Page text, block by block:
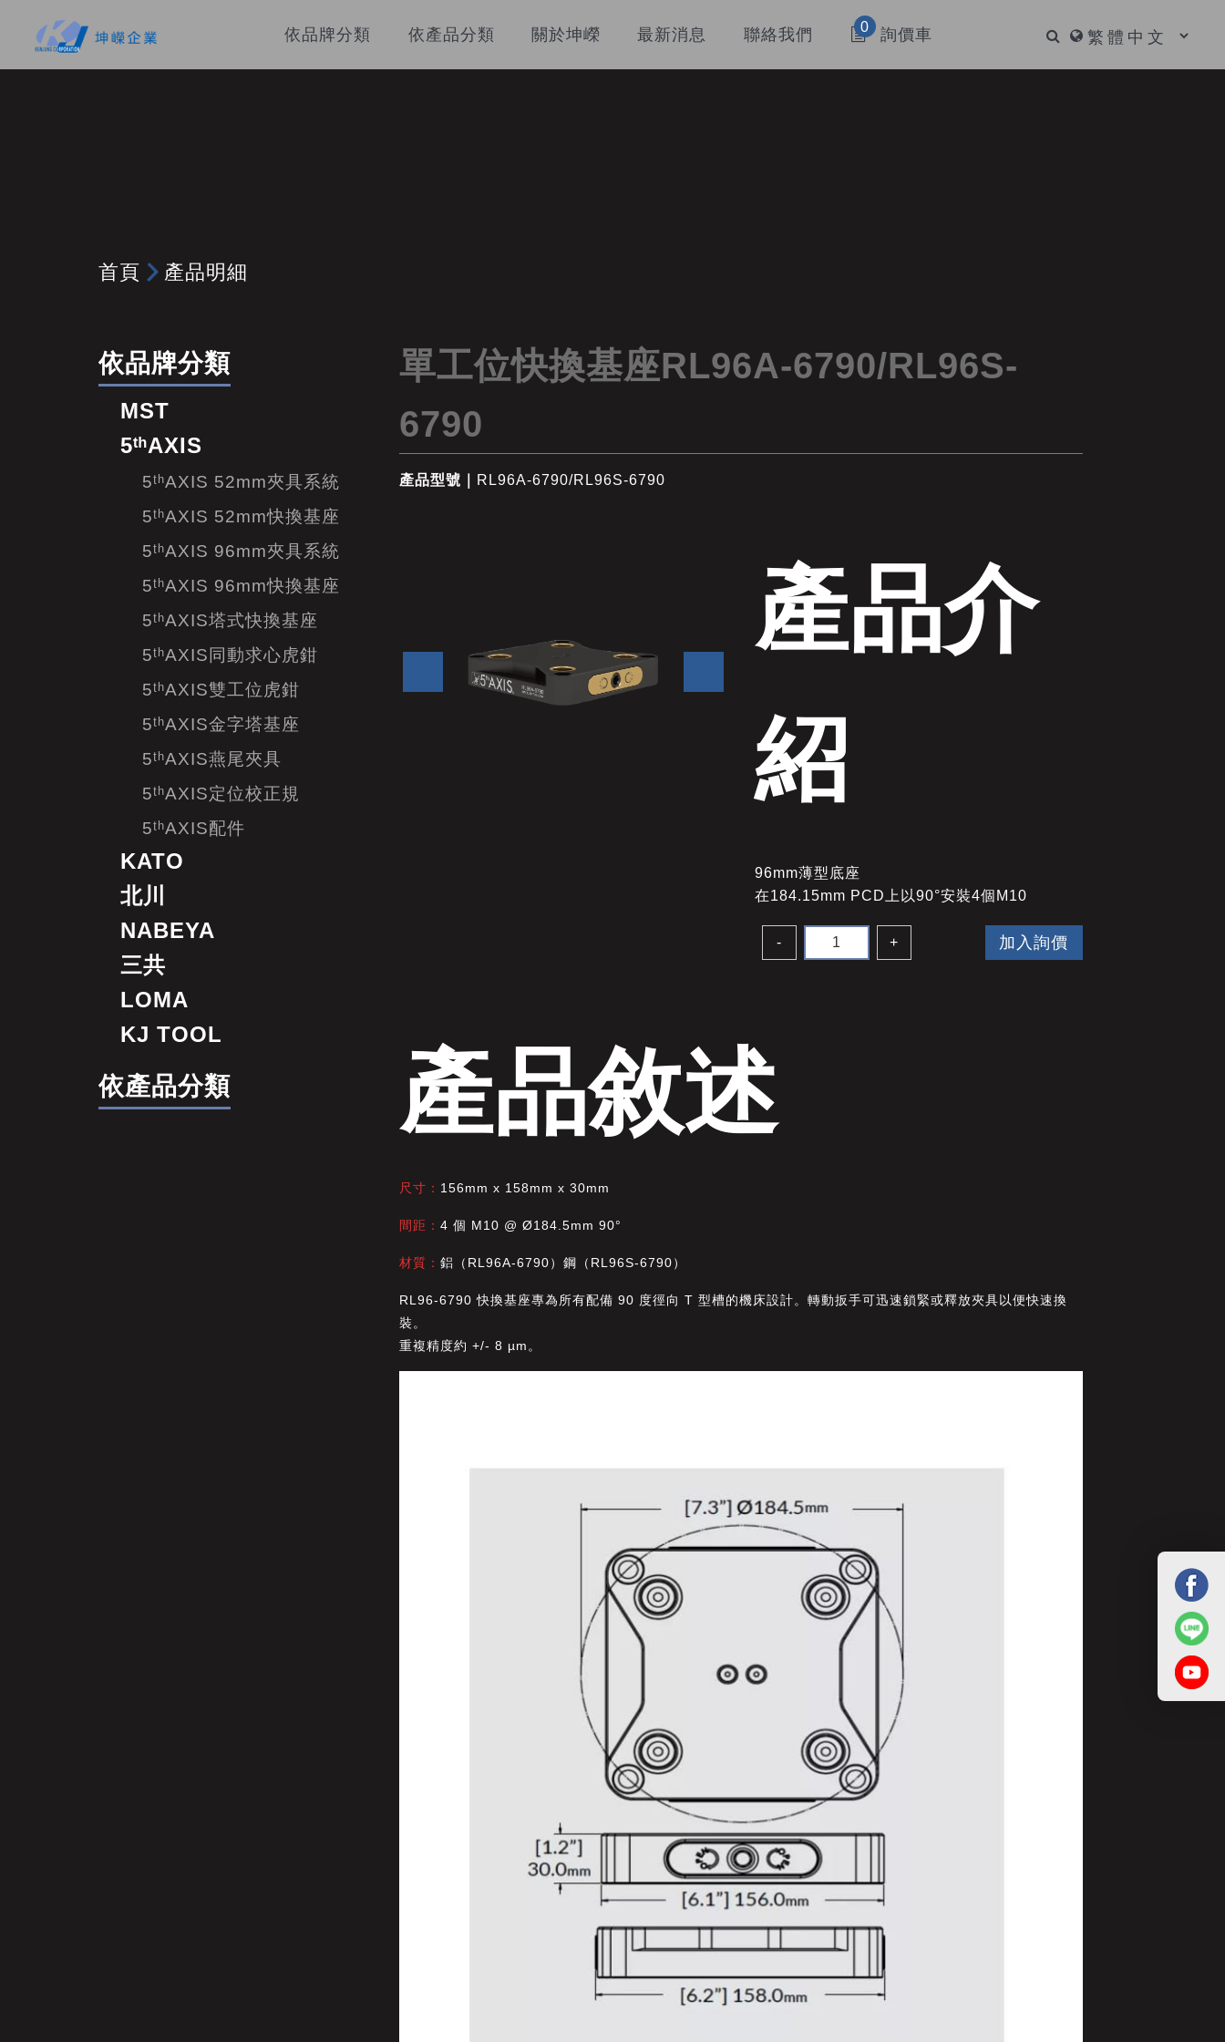
依品牌分類 依產品分類 關於坤嶸 最新消息 聯絡我們 0 詢價車
首頁 產品明細
依品牌分類
MST
5ᵗʰAXIS
5ᵗʰAXIS 52mm夾具系統
5ᵗʰAXIS 52mm快換基座
5ᵗʰAXIS 96mm夾具系統
5ᵗʰAXIS 96mm快換基座
5ᵗʰAXIS塔式快換基座
5ᵗʰAXIS同動求心虎鉗
5ᵗʰAXIS雙工位虎鉗
5ᵗʰAXIS金字塔基座
5ᵗʰAXIS燕尾夾具
5ᵗʰAXIS定位校正規
5ᵗʰAXIS配件
KATO
北川
NABEYA
三共
LOMA
KJ TOOL
依產品分類
單工位快換基座RL96A-6790/RL96S-
6790
產品型號｜ RL96A-6790/RL96S-6790
產品介
紹
96mm薄型底座
在184.15mm PCD上以90°安裝4個M10
- + 加入詢價
產品敘述
尺寸： 156mm x 158mm x 30mm
間距： 4 個 M10 @ Ø184.5mm 90°
材質： 鋁（RL96A-6790）鋼（RL96S-6790）
RL96-6790 快換基座專為所有配備 90 度徑向 T 型槽的機床設計。 轉動扳手可迅速鎖緊或釋放夾具以便快速換
裝。
重複精度約 +/- 8 µm。